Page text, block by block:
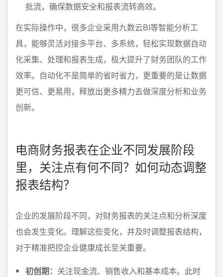
批流，确保数据安全和报表流转高效。
在实际操作中，很多企业采用九数云BI等智能分析工
具，能够灵活对接多平台、多系统，轻松实现数据自动
化采集、处理和报表生成，极大提升了财务团队的工作
效率。自动化不是简单的省时省力，更重要的是让数据
更可信、更易用，释放出更多精力去做深度分析和业务
创新。
电商财务报表在企业不同发展阶段
里，关注点有何不同？如何动态调整
报表结构？
企业的发展阶段不同，对财务报表的关注点和分析深度
也会发生变化。理解这些变化，并及时调整报表结构，
对于精准把控企业健康成长至关重要。
初创期： 关注现金流、销售收入和基本成本。此时